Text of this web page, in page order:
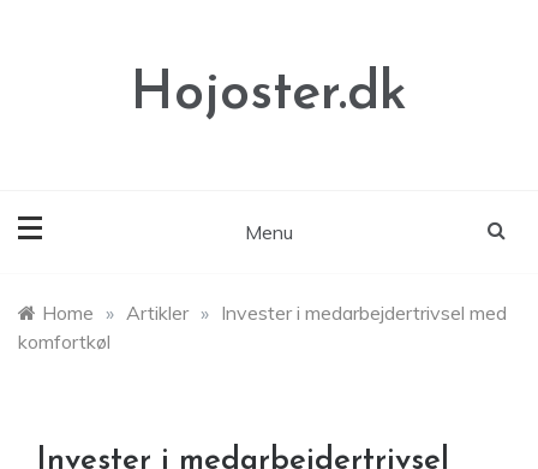
Hojoster.dk
Menu
Home » Artikler » Invester i medarbejdertrivsel med
komfortkøl
Invester i medarbejdertrivsel